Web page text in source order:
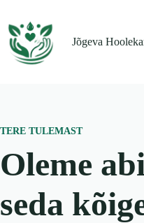
Jõgeva
TERE TULEMAST
Oleme
seda